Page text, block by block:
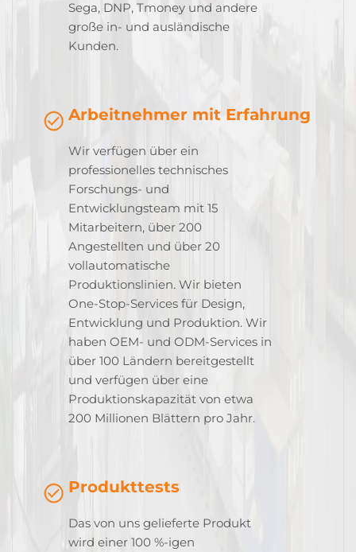
Sega, DNP, Tmoney und andere
große in- und ausländische
Kunden.
Arbeitnehmer mit Erfahrung
Wir verfügen über ein
professionelles technisches
Forschungs- und
Entwicklungsteam mit 15
Mitarbeitern, über 200
Angestellten und über 20
vollautomatische
Produktionslinien. Wir bieten
One-Stop-Services für Design,
Entwicklung und Produktion. Wir
haben OEM- und ODM-Services in
über 100 Ländern bereitgestellt
und verfügen über eine
Produktionskapazität von etwa
200 Millionen Blättern pro Jahr.
Produkttests
Das von uns gelieferte Produkt
wird einer 100 %-igen